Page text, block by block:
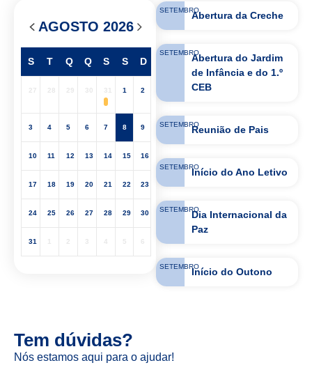
AGOSTO 2026
S T Q Q S S D
1 2
3 4 5 6 7 8 9
10 11 12 13 14 15 16
17 18 19 20 21 22 23
24 25 26 27 28 29 30
31
SETEMBROAbertura da Creche
SETEMBROAbertura do Jardim
de Infância e do 1.º
CEB
SETEMBROReunião de Pais
SETEMBROInício do Ano Letivo
SETEMBRODia Internacional da
Paz
SETEMBROInício do Outono
Tem dúvidas?
Nós estamos aqui para o ajudar!